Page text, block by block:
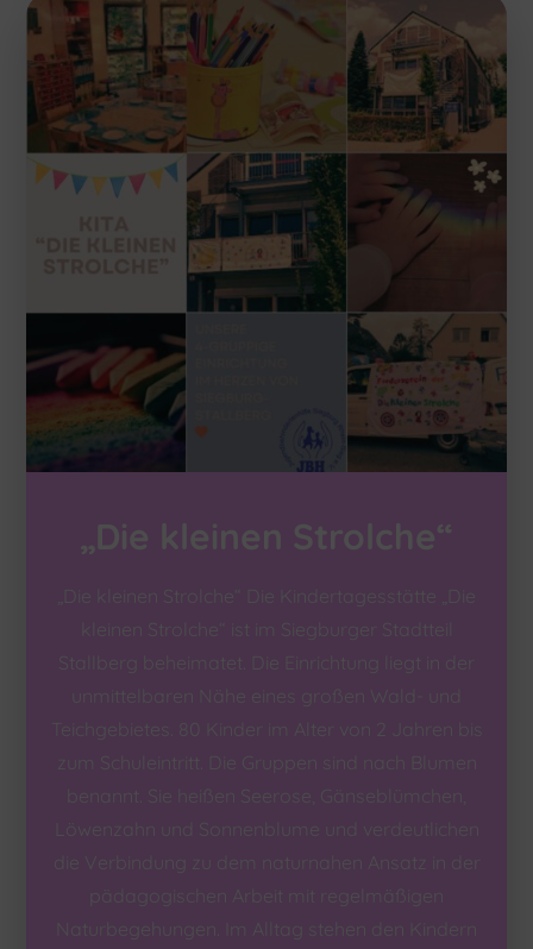
„Die kleinen Strolche“
„Die kleinen Strolche“ Die Kindertagesstätte „Die
kleinen Strolche“ ist im Siegburger Stadtteil
Stallberg beheimatet. Die Einrichtung liegt in der
unmittelbaren Nähe eines großen Wald- und
Teichgebietes. 80 Kinder im Alter von 2 Jahren bis
zum Schuleintritt. Die Gruppen sind nach Blumen
benannt. Sie heißen Seerose, Gänseblümchen,
Löwenzahn und Sonnenblume und verdeutlichen
die Verbindung zu dem naturnahen Ansatz in der
pädagogischen Arbeit mit regelmäßigen
Naturbegehungen. Im Alltag stehen den Kindern